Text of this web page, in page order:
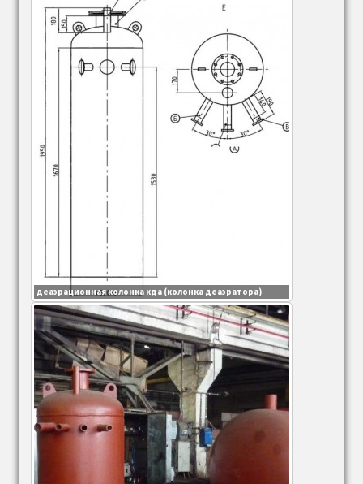
ремкомплект (запчасти) паровых котлов ДЕ
Трубные системы котлов
Трубы (трубная система) ДКВр
Экранные трубы котла ДКВр
Экранные трубы котла ДЕ
Экранные трубы котла КЕ
Кипятильные (конвективные) трубы
Кипятильные (конвективные) трубы ДКВр
Коллектор, камера котла
Коллектор, камера котла ДКВР
Коллектор, камера котла КЕ
деаэрационная колонка кда (колонка деаэратора)